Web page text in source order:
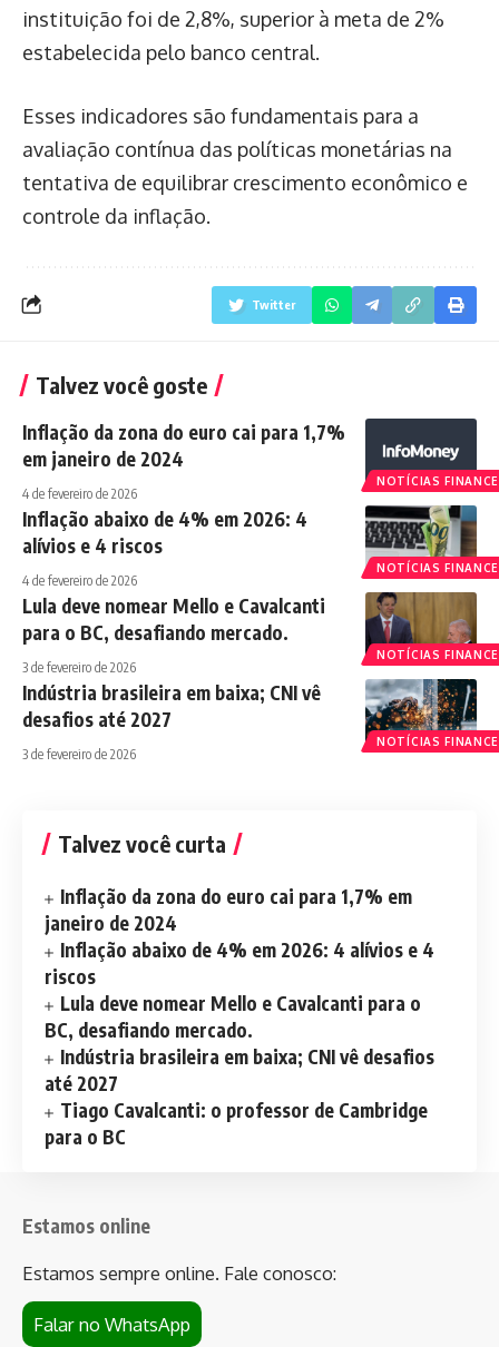
instituição foi de 2,8%, superior à meta de 2%
estabelecida pelo banco central.
Esses indicadores são fundamentais para a
avaliação contínua das políticas monetárias na
tentativa de equilibrar crescimento econômico e
controle da inflação.
Twitter
Talvez você goste
NOTÍCIAS
Inflação da zona do euro cai para 1,7%
em janeiro de 2024
4 de fevereiro de 2026
NOTÍCIAS
Inflação abaixo de 4% em 2026: 4
alívios e 4 riscos
4 de fevereiro de 2026
NOTÍCIAS
Lula deve nomear Mello e Cavalcanti
para o BC, desafiando mercado.
3 de fevereiro de 2026
NOTÍCIAS
Indústria brasileira em baixa; CNI vê
desafios até 2027
3 de fevereiro de 2026
Talvez você curta
Inflação da zona do euro cai para 1,7% em
janeiro de 2024
Inflação abaixo de 4% em 2026: 4 alívios e 4
riscos
Lula deve nomear Mello e Cavalcanti para o
BC, desafiando mercado.
Indústria brasileira em baixa; CNI vê desafios
até 2027
Tiago Cavalcanti: o professor de Cambridge
para o BC
Estamos online
Estamos sempre online. Fale conosco:
Falar no WhatsApp